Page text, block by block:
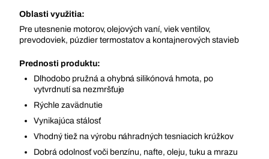
Oblasti využitia:
Pre utesnenie motorov, olejových vaní, viek ventilov,
prevodoviek, púzdier termostatov a kontajnerových stavieb
Prednosti produktu:
Dlhodobo pružná a ohybná silikónová hmota, po
vytvrdnutí sa nezmršťuje
Rýchle zavädnutie
Vynikajúca stálosť
Vhodný tiež na výrobu náhradných tesniacich krúžkov
Dobrá odolnosť voči benzínu, nafte, oleju, tuku a mrazu